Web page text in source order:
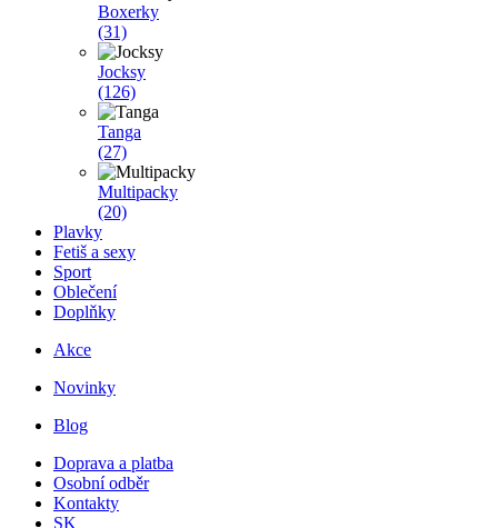
Boxerky
(31)
Jocksy
(126)
Tanga
(27)
Multipacky
(20)
Plavky
Fetiš a sexy
Sport
Oblečení
Doplňky
Akce
Novinky
Blog
Doprava a platba
Osobní odběr
Kontakty
SK